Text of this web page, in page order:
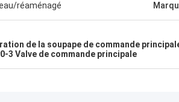
réaménagé
de la soupape de commande
3 Valve de commande principale